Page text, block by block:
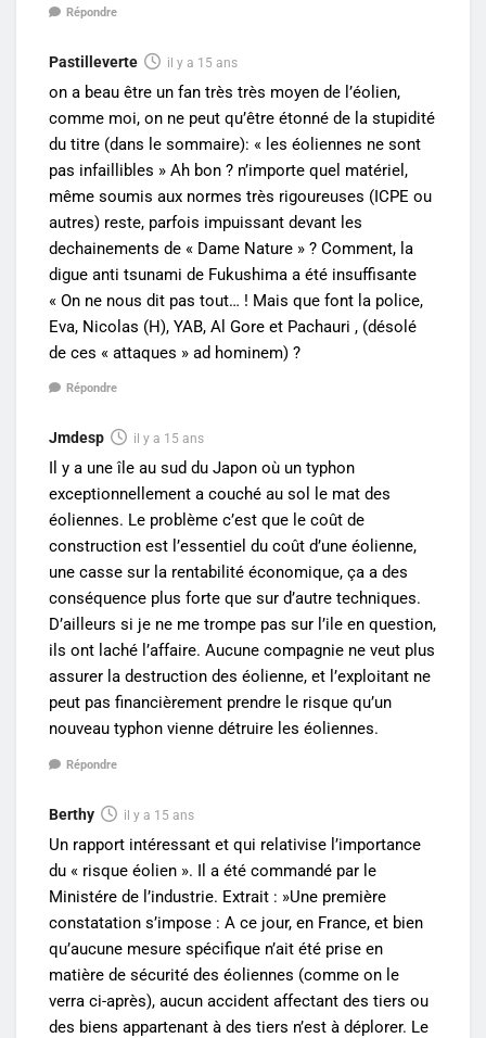
Répondre
Pastilleverte il y a 15 ans
on a beau être un fan très très moyen de l’éolien,
comme moi, on ne peut qu’être étonné de la stupidité
du titre (dans le sommaire): « les éoliennes ne sont
pas infaillibles » Ah bon ? n’importe quel matériel,
même soumis aux normes très rigoureuses (ICPE ou
autres) reste, parfois impuissant devant les
dechainements de « Dame Nature » ? Comment, la
digue anti tsunami de Fukushima a été insuffisante
« On ne nous dit pas tout… ! Mais que font la police,
Eva, Nicolas (H), YAB, Al Gore et Pachauri , (désolé
de ces « attaques » ad hominem) ?
Répondre
Jmdesp il y a 15 ans
Il y a une île au sud du Japon où un typhon
exceptionnellement a couché au sol le mat des
éoliennes. Le problème c’est que le coût de
construction est l’essentiel du coût d’une éolienne,
une casse sur la rentabilité économique, ça a des
conséquence plus forte que sur d’autre techniques.
D’ailleurs si je ne me trompe pas sur l’ile en question,
ils ont laché l’affaire. Aucune compagnie ne veut plus
assurer la destruction des éolienne, et l’exploitant ne
peut pas financièrement prendre le risque qu’un
nouveau typhon vienne détruire les éoliennes.
Répondre
Berthy il y a 15 ans
Un rapport intéressant et qui relativise l’importance
du « risque éolien ». Il a été commandé par le
Ministére de l’industrie. Extrait : »Une première
constatation s’impose : A ce jour, en France, et bien
qu’aucune mesure spécifique n’ait été prise en
matière de sécurité des éoliennes (comme on le
verra ci-après), aucun accident affectant des tiers ou
des biens appartenant à des tiers n’est à déplorer. Le